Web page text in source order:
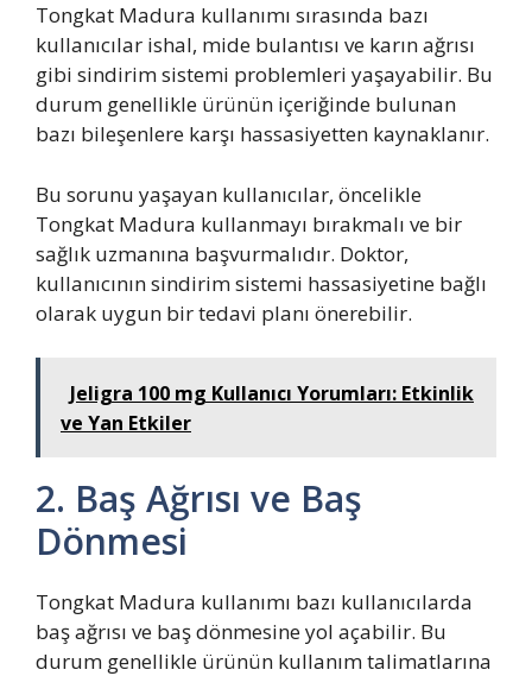
Tongkat Madura kullanımı sırasında bazı
kullanıcılar ishal, mide bulantısı ve karın ağrısı
gibi sindirim sistemi problemleri yaşayabilir. Bu
durum genellikle ürünün içeriğinde bulunan
bazı bileşenlere karşı hassasiyetten kaynaklanır.
Bu sorunu yaşayan kullanıcılar, öncelikle
Tongkat Madura kullanmayı bırakmalı ve bir
sağlık uzmanına başvurmalıdır. Doktor,
kullanıcının sindirim sistemi hassasiyetine bağlı
olarak uygun bir tedavi planı önerebilir.
Jeligra 100 mg Kullanıcı Yorumları: Etkinlik
ve Yan Etkiler
2. Baş Ağrısı ve Baş
Dönmesi
Tongkat Madura kullanımı bazı kullanıcılarda
baş ağrısı ve baş dönmesine yol açabilir. Bu
durum genellikle ürünün kullanım talimatlarına